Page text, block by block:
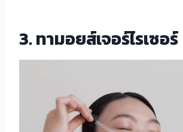
3. ทามอยส์เจอร์ไรเซอร์